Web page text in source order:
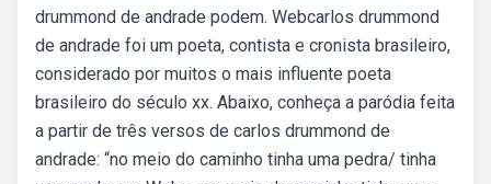
drummond de andrade podem. Webcarlos drummond
de andrade foi um poeta, contista e cronista brasileiro,
considerado por muitos o mais influente poeta
brasileiro do século xx. Abaixo, conheça a paródia feita
a partir de três versos de carlos drummond de
andrade: “no meio do caminho tinha uma pedra/ tinha